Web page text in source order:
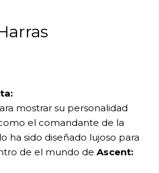
mostrar su personalidad
el comandante de la
ha sido diseñado lujoso para
de el mundo de Ascent: